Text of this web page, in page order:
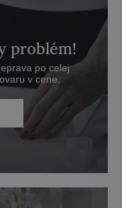
problém!
po celej
v cene.